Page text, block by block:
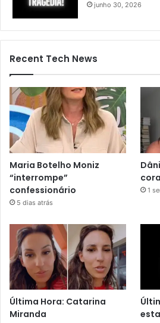
junho 30, 2026
Recent Tech News
Maria Botelho Moniz
“interrompe”
confessionário
5 dias atrás
1
Última Hora: Catarina
Miranda